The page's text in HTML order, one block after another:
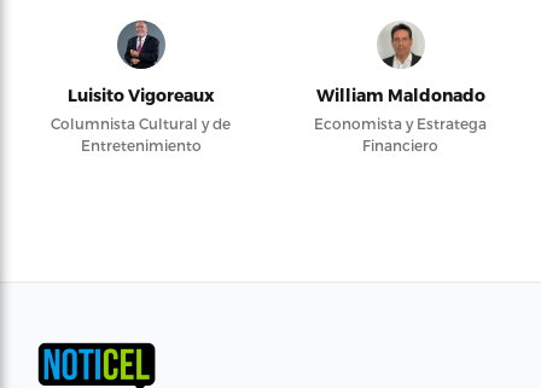
Luisito Vigoreaux
Columnista Cultural y de
Entretenimiento
William Maldonado
Economista y Estratega
Financiero